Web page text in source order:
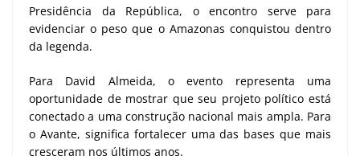
Presidência da República, o encontro serve para
evidenciar o peso que o Amazonas conquistou dentro
da legenda.
Para David Almeida, o evento representa uma
oportunidade de mostrar que seu projeto político está
conectado a uma construção nacional mais ampla. Para
o Avante, significa fortalecer uma das bases que mais
cresceram nos últimos anos.